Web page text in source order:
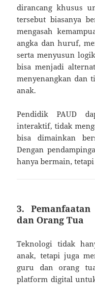
dirancang khusus
tersebut biasanya
mengasah
angka dan huruf,
serta menyusun
bisa menjadi
menyenangkan dan
anak.
Pendidik PAUD
interaktif, tidak
bisa dimainkan
Dengan
hanya bermain,
3.
dan Orang Tua
Teknologi tidak
anak, tetapi juga
guru dan orang
platform digital